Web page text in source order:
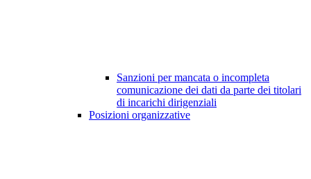
Sanzioni per mancata o incompleta
comunicazione dei dati da parte dei titolari
di incarichi dirigenziali
Posizioni organizzative